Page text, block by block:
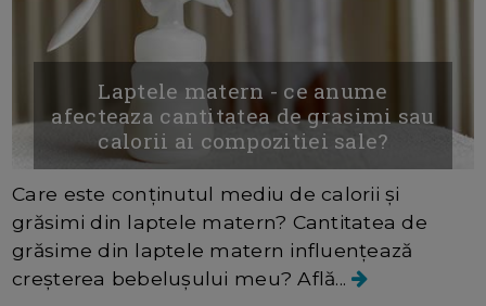
Laptele matern - ce anume
afecteaza cantitatea de grasimi sau
calorii ai compozitiei sale?
Care este conținutul mediu de calorii și
grăsimi din laptele matern? Cantitatea de
grăsime din laptele matern influențează
creșterea bebelușului meu? Află...